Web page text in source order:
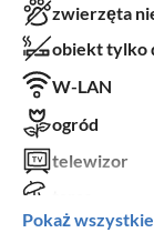
zwierzęta
obiekt tylko
W-LAN
ogród
telewizor
zmywarka
Pokaż